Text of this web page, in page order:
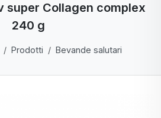
super Collagen complex
240 g
Prodotti Bevande salutari